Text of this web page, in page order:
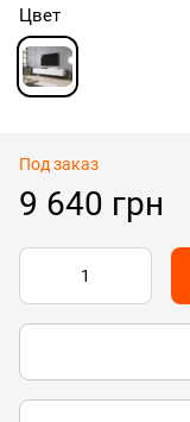
Цвет
Под заказ
9 640 грн